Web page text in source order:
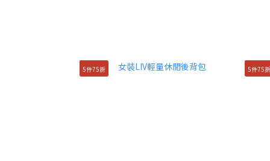
5件75折 5件75折